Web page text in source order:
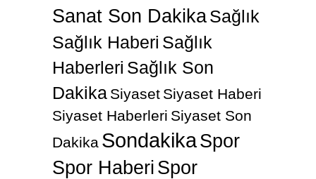
Sanat Son DakikaSağlık
Sağlık Haberi Sağlık
Haberleri Sağlık Son
Dakika Siyaset Siyaset Haberi
Siyaset Haberleri Siyaset Son
Dakika Sondakika Spor
Spor Haberi Spor